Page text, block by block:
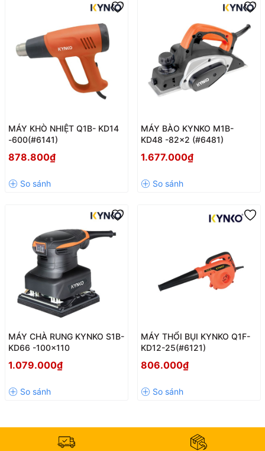
MÁY KHÒ NHIỆT Q1B- KD14
-600(#6141)
878.800₫
MÁY BÀO KYNKO M1B-
KD48 -82x2 (#6481)
1.677.000₫
MÁY CHÀ RUNG KYNKO S1B-
KD66 -100x110
1.079.000₫
MÁY THỔI BỤI KYNKO Q1F-
KD12-25(#6121)
806.000₫